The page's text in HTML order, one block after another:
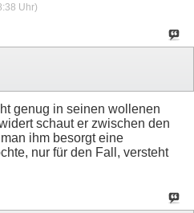
Uhr)
genug in seinen wollenen
schaut er zwischen den
ihm besorgt eine
nur für den Fall, versteht